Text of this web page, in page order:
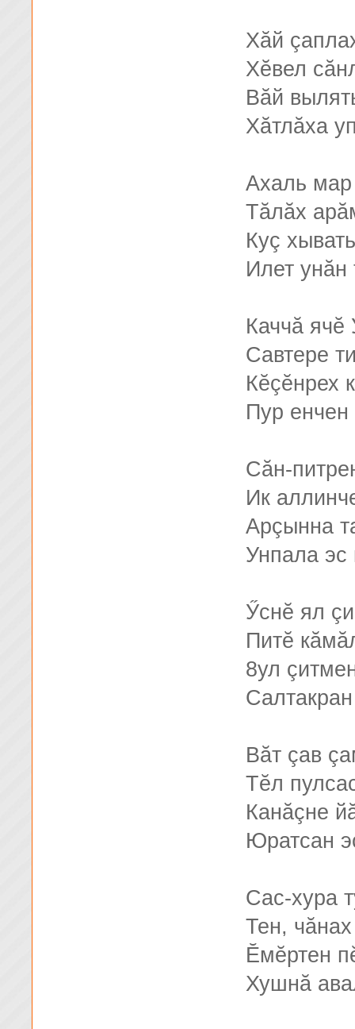
Хăй
Хĕвел
Вăй
Хăтлăха
Ахаль
Тăлăх
Куç
Илет унăн
Каччă ячĕ
Савтере
Кĕçĕнрех
Пур енчен
Сăн-
Ик
Арçынна
Унпала эс
Ӳснĕ ял
Питĕ
8ул
Вăт çав
Тĕл
Канăçне
Юратсан
Сас-хура
Тен,
Ĕмĕртен
Хушнă